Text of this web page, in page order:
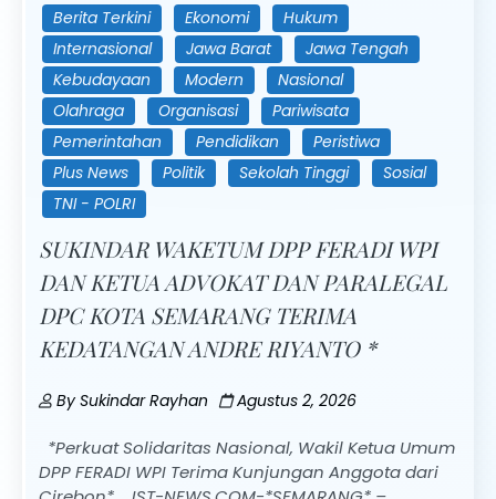
Berita Terkini Ekonomi
Hukum
Internasional
Jawa Barat
Jawa Tengah
Kebudayaan
Modern
Nasional
Olahraga
Organisasi
Pariwisata
Pemerintahan
Pendidikan
Peristiwa
Plus News
Politik Sekolah Tinggi
Sosial
TNI - POLRI
SUKINDAR WAKETUM DPP FERADI WPI
DAN KETUA ADVOKAT DAN PARALEGAL
DPC KOTA SEMARANG TERIMA
KEDATANGAN ANDRE RIYANTO *
BySukindar Rayhan Agustus 2, 2026
*Perkuat Solidaritas Nasional, Wakil Ketua Umum
DPP FERADI WPI Terima Kunjungan Anggota dari